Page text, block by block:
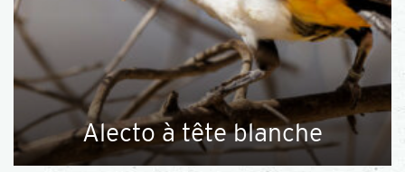
Alecto à tête blanche